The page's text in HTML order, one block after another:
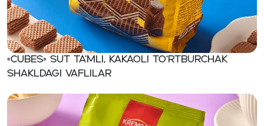
«CUBES» Sut ta’mli, kakaoli to‘rtburchak
shakldagi vaflilar